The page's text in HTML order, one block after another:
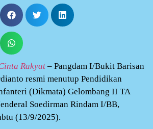
Rakyat – Pangdam I/Bukit Barisan
resmi menutup Pendidikan
(Dikmata) Gelombang II TA
Soedirman Rindam I/BB,
(13/9/2025).